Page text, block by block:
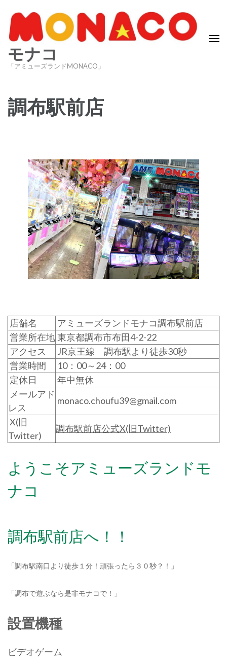
キ
ッ
モナコ
「アミューズランドMONACO」
調布駅前店
店舗名
アミューズランドモナコ調布駅前店
営業所在地東京都調布市布田4-2-22
アクセス
JR京王線 調布駅より徒歩30秒
営業時間
10：00～24：00
定休日
年中無休
メールアド
レス
monaco.choufu39@gmail.com
X(旧
Twitter)
調布駅前店公式X(旧Twitter)
ようこそアミューズランドモ
ナコ
調布駅前店へ！！
「調布駅南口より徒歩１分！頑張ったら３０秒？！」
「調布で遊ぶなら是非モナコで！」
設置機種
ビデオゲーム